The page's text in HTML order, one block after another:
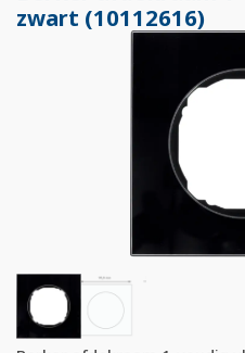
zwart (10112616)